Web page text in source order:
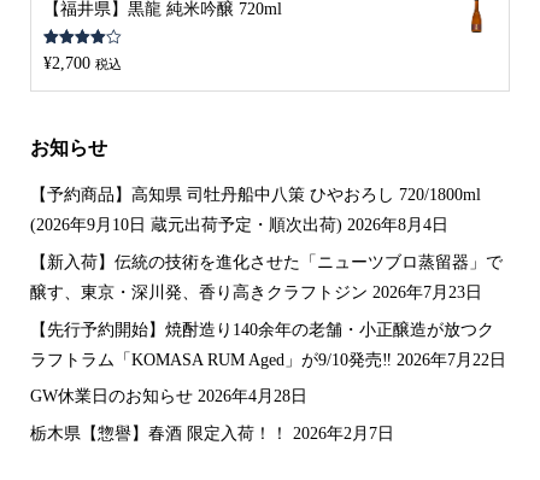
【福井県】黒龍 純米吟醸 720ml
5段階中
4.00の評
¥2,700 税込
お知らせ
【予約商品】高知県 司牡丹船中八策 ひやおろし 720/1800ml
(2026年9月10日 蔵元出荷予定・順次出荷) 2026年8月4日
【新入荷】伝統の技術を進化させた「ニューツブロ蒸留器」で
醸す、東京・深川発、香り高きクラフトジン 2026年7月23日
【先行予約開始】焼酎造り140余年の老舗・小正醸造が放つク
ラフトラム「KOMASA RUM Aged」が9/10発売‼️ 2026年7月22日
GW休業日のお知らせ 2026年4月28日
栃木県【惣譽】春酒 限定入荷！！ 2026年2月7日